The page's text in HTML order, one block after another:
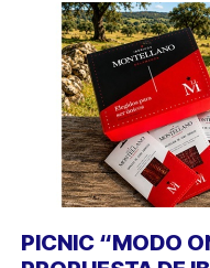
PICNIC “MODO